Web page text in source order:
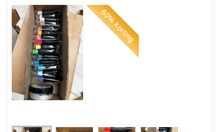
60% korting